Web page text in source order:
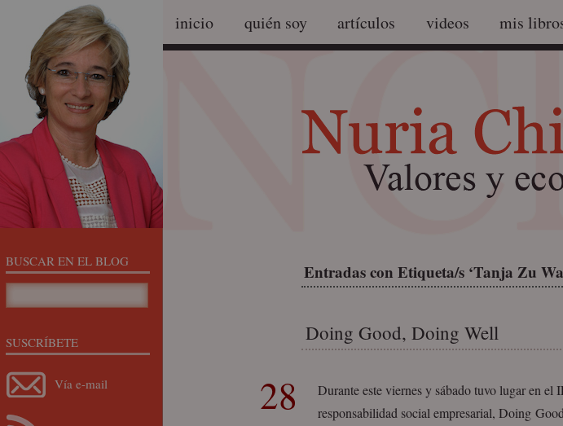
inicio quién soy artículos videos mis
Entradas con Etiqueta/s ‘Tanja Zu
Doing Good, Doing Well
28
Durante este viernes y sábado tuvo lugar en el
responsabilidad social empresarial, Doing
BUSCAR EN EL BLOG
SUSCRÍBETE
Vía e-mail